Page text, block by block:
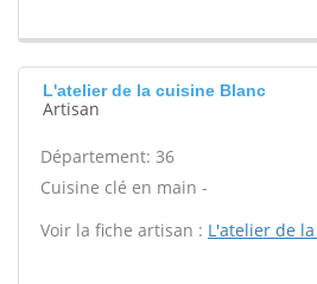
L'atelier de la cuisine Blanc
Artisan
Département: 36
Cuisine clé en main -
Voir la fiche artisan : L'atelier de